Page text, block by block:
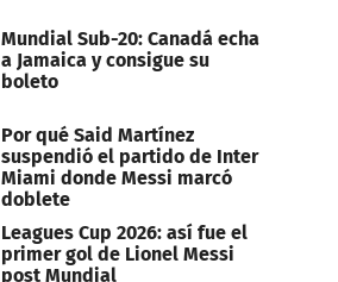
Mundial Sub-20: Canadá echa
a Jamaica y consigue su
boleto
Por qué Said Martínez
suspendió el partido de Inter
Miami donde Messi marcó
doblete
Leagues Cup 2026: así fue el
primer gol de Lionel Messi
post Mundial